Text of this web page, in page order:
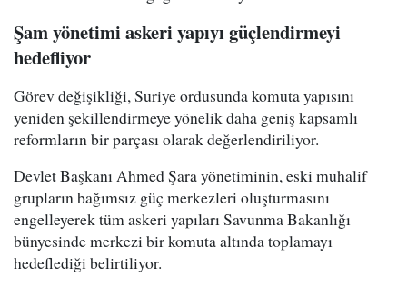
Şam yönetimi askeri yapıyı güçlendirmeyi
hedefliyor
Görev değişikliği, Suriye ordusunda komuta yapısını
yeniden şekillendirmeye yönelik daha geniş kapsamlı
reformların bir parçası olarak değerlendiriliyor.
Devlet Başkanı Ahmed Şara yönetiminin, eski muhalif
grupların bağımsız güç merkezleri oluşturmasını
engelleyerek tüm askeri yapıları Savunma Bakanlığı
bünyesinde merkezi bir komuta altında toplamayı
hedeflediği belirtiliyor.